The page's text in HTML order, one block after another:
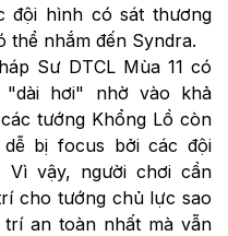
đội hình có sát thương
thể nhắm đến Syndra.
Sư DTCL Mùa 11 có
"dài hơi" nhờ vào khả
tướng Khổng Lồ còn
bị focus bởi các đội
Vì vậy, người chơi cần
cho tướng chủ lực sao
an toàn nhất mà vẫn